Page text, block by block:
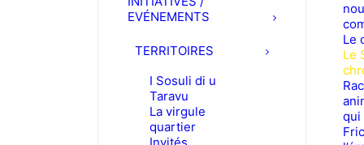
EVÉNEMENTS
TERRITOIRES
I Sosuli di u
Taravu
La virgule
quartier
Le
Le
qui